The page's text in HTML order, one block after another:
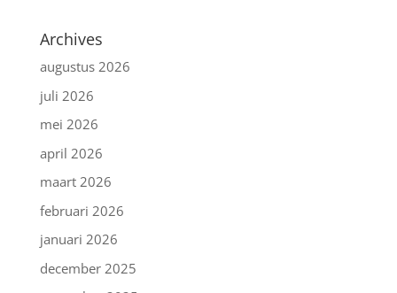
Archives
augustus 2026
juli 2026
mei 2026
april 2026
maart 2026
februari 2026
januari 2026
december 2025